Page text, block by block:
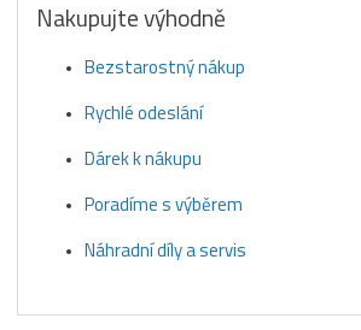
Nakupujte výhodně
Bezstarostný nákup
Rychlé odeslání
Dárek k nákupu
Poradíme s výběrem
Náhradní díly a servis